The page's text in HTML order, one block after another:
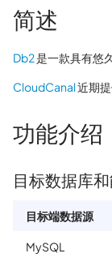
简述
Db2是一款具有悠
CloudCanal近期
功能介绍
目标数据库
目标端数据源
MySQL